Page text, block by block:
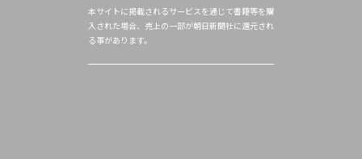
本サイトに掲載されるサービスを通じて書籍等を購
入された場合、売上の一部が朝日新聞社に還元され
る事があります。